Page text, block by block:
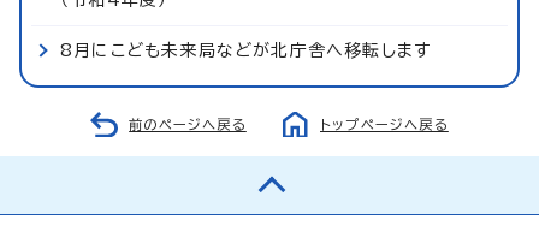
8月にこども未来局などが北庁舎へ移転します
前のページへ戻る トップページへ戻る